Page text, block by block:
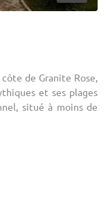
de Granite Rose,
et ses plages
situé à moins de